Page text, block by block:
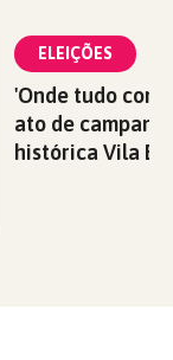
ELEIÇÕES
'Onde tudo
ato de
histórica Vila